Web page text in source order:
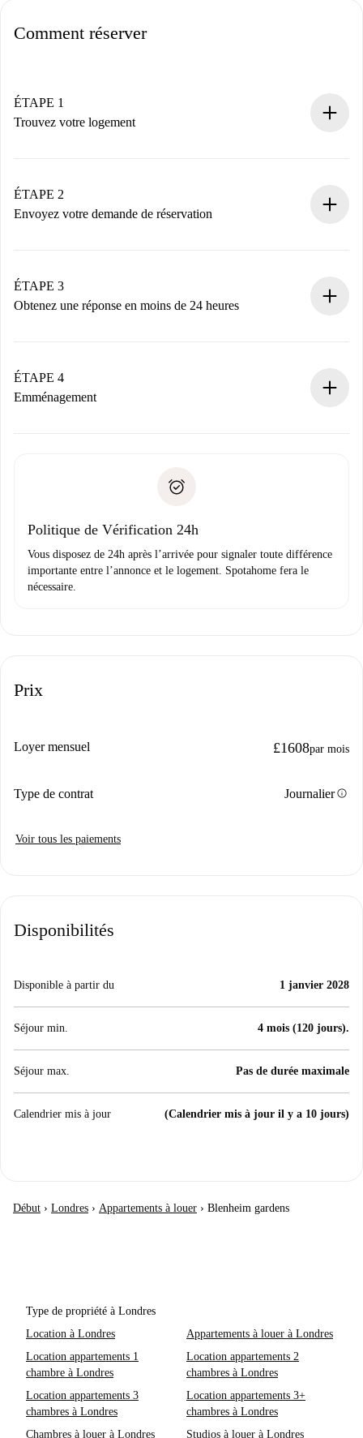
Comment réserver
ÉTAPE 1
Trouvez votre logement
Vous disposez à l’avance de toutes les informations
nécessaires.
ÉTAPE 2
Envoyez votre demande de réservation
Nous ne vous facturerons rien tant que le propriétaire
n’aura pas accepté.
ÉTAPE 3
Obtenez une réponse en moins de 24 heures
contact avec le propriétaire.
Si refusé : aucun prélèvement et nous vous proposerons
Justificatif de solvabilité
ÉTAPE 4
Emménagement
uniquement si aucun problème n'est signalé.
Politique de Vérification 24h
Vous disposez de 24h après l’arrivée pour signaler toute différence
importante entre l’annonce et le logement. Spotahome fera le
nécessaire.
Prix
Loyer mensuel £1608par mois
Type de contrat Journalierinfo
Voir tous les paiements
Disponibilités
Disponible à partir du 1 janvier 2028
Séjour min. 4 mois (120 jours).
Séjour max. Pas de durée maximale
Calendrier mis à jour (Calendrier mis à jour il y a 10 jours)
Début › Londres › Appartements à louer › Blenheim gardens
Type de propriété à Londres
Location à Londres
Appartements à louer à Londres
Location appartements 1
chambre à Londres
Location appartements 2
chambres à Londres
Location appartements 3
chambres à Londres
Location appartements 3+
chambres à Londres
Chambres à louer à Londres
Studios à louer à Londres